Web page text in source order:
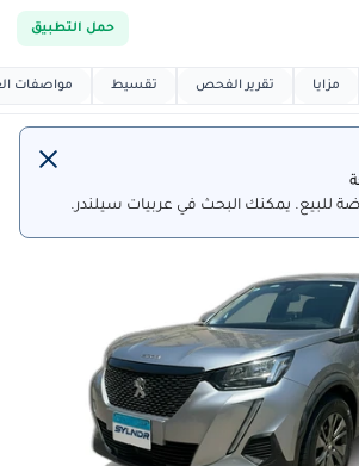
حمل التطبيق
العربية دي ماركت
للبيع. يمكنك البحث في عربيات سيلندر.
مزايا تقرير الفحص تقسيط مواصفات